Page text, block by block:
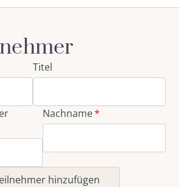
Titel
Nachname
hinzufügen